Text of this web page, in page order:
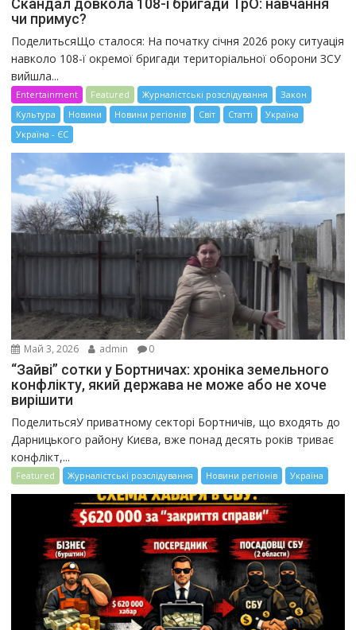
Скандал довкола 108-ї бригади ТрО: навчання
чи примус?
ПоделитьсяЩо сталося: На початку січня 2026 року ситуація
навколо 108-ї окремої бригади територіальної оборони ЗСУ
вийшла...
Entertainment Featured Журналістські розслідування
Закон
Культура
Новини Новини регіонів Світ Статті
Україна
Україна - ЄС
Май 3, 2026 admin 0
“Зайві” сотки у Бортничах: хроніка земельного
конфлікту, який держава не може або не хоче
вирішити
ПоделитьсяУ приватному секторі Бортничів, що входять до
Дарницького району Києва, вже понад десять років триває
конфлікт,...
Featured Журналістські розслідування Новини регіонів Україна